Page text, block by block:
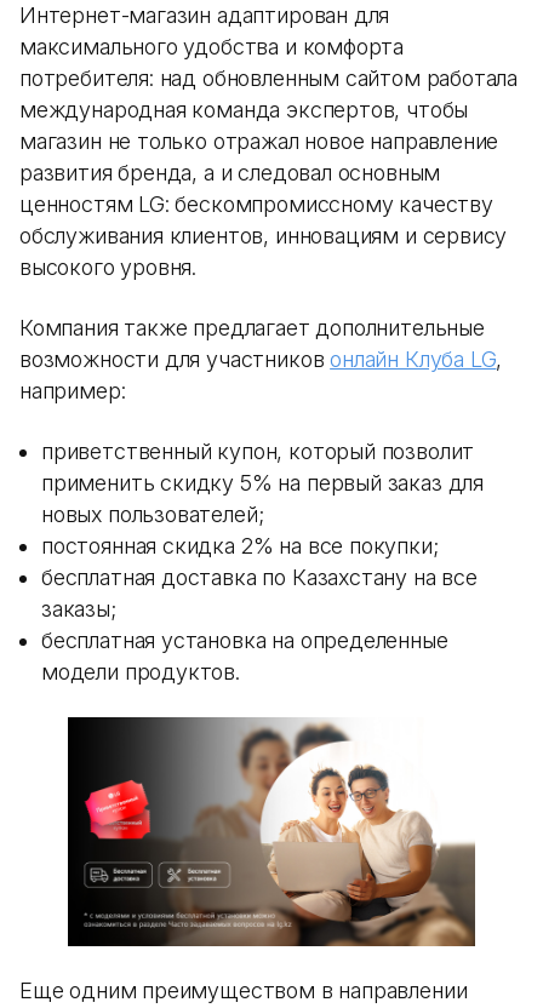
Интернет-магазин адаптирован для
максимального удобства и комфорта
потребителя: над обновленным сайтом работала
международная команда экспертов, чтобы
магазин не только отражал новое направление
развития бренда, а и следовал основным
ценностям LG: бескомпромиссному качеству
обслуживания клиентов, инновациям и сервису
высокого уровня.
Компания также предлагает дополнительные
возможности для участниковонлайн Клуба LG,
например:
приветственный купон, который позволит
применить скидку 5% на первый заказ для
новых пользователей;
постоянная скидка 2% на все покупки;
бесплатная доставка по Казахстану на все
заказы;
бесплатная установка на определенные
модели продуктов.
Еще одним преимуществом в направлении